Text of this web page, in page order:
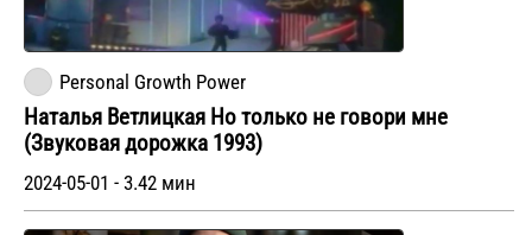
Personal Growth Power
Наталья Ветлицкая Но только не говори мне
(Звуковая дорожка 1993)
2024-05-01 - 3.42 мин